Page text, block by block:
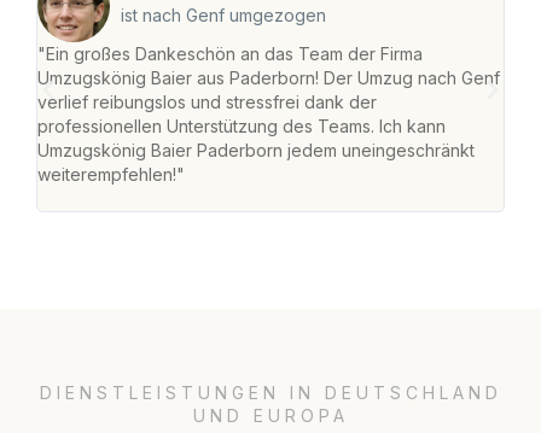
ist nach Genf umgezogen
"Ein großes Dankeschön an das Team der Firma
Umzugskönig Baier aus Paderborn! Der Umzug nach Genf
verlief reibungslos und stressfrei dank der
professionellen Unterstützung des Teams. Ich kann
Umzugskönig Baier Paderborn jedem uneingeschränkt
weiterempfehlen!"
DIENSTLEISTUNGEN IN DEUTSCHLAND
UND EUROPA